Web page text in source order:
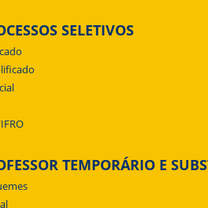
SELETIVOS
TEMPORÁRIO E